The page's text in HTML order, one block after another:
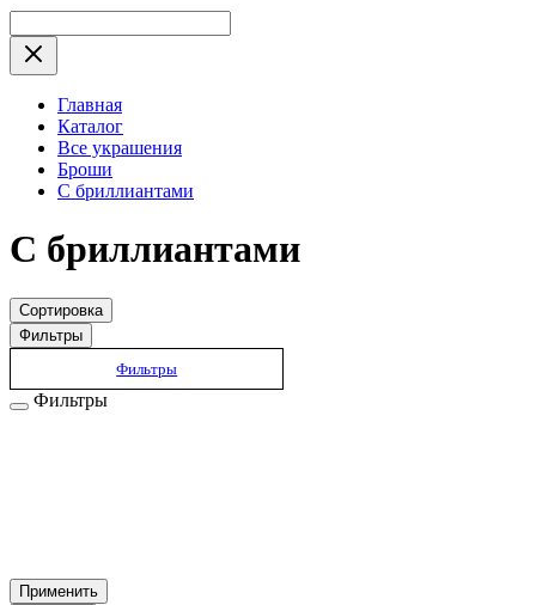
Главная
Каталог
Все украшения
Броши
С бриллиантами
С бриллиантами
Сортировка
Фильтры
Фильтры
Фильтры
Применить